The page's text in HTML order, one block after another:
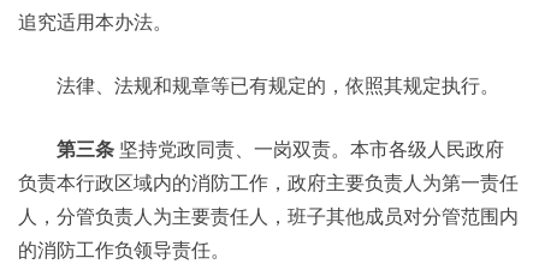
追究适用本办法。
法律、法规和规章等已有规定的，依照其规定执行。
第三条 坚持党政同责、一岗双责。本市各级人民政府
负责本行政区域内的消防工作，政府主要负责人为第一责任
人，分管负责人为主要责任人，班子其他成员对分管范围内
的消防工作负领导责任。